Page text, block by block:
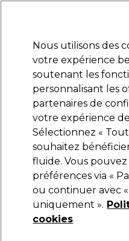
Marques Bons plans
lire
Retinol Crème
crépée 120g
20,89 €
Nous utilisons des
votre expérience
soutenant les
personnalisant les
partenaires de
votre expérience
Sélectionnez «
souhaitez
fluide. Vous
préférences via «
ou continuer avec
uniquement ».
cookies